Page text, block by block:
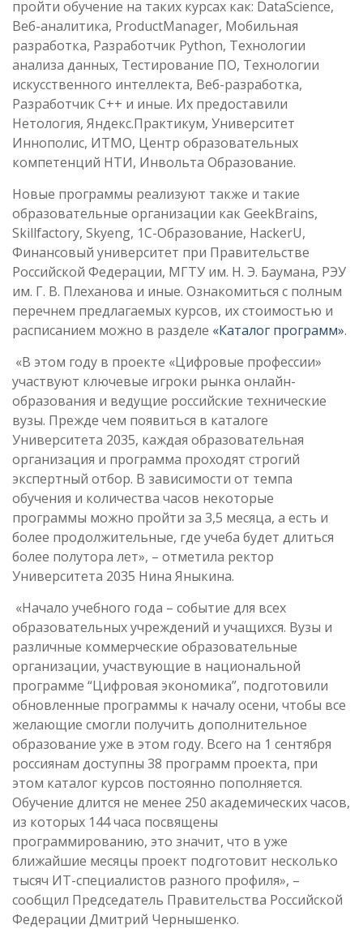
пройти обучение на таких курсах как: DataScience,
Веб-аналитика, ProductManager, Мобильная
разработка, Разработчик Python, Технологии
анализа данных, Тестирование ПО, Технологии
искусственного интеллекта, Веб-разработка,
Разработчик C++ и иные. Их предоставили
Нетология, Яндекс.Практикум, Университет
Иннополис, ИТМО, Центр образовательных
компетенций НТИ, Инвольта Образование.
Новые программы реализуют также и такие
образовательные организации как GeekBrains,
Skillfactory, Skyeng, 1С-Образование, HackerU,
Финансовый университет при Правительстве
Российской Федерации, МГТУ им. Н. Э. Баумана, РЭУ
им. Г. В. Плеханова и иные. Ознакомиться с полным
перечнем предлагаемых курсов, их стоимостью и
расписанием можно в разделе «Каталог программ».
«В этом году в проекте «Цифровые профессии»
участвуют ключевые игроки рынка онлайн-
образования и ведущие российские технические
вузы. Прежде чем появиться в каталоге
Университета 2035, каждая образовательная
организация и программа проходят строгий
экспертный отбор. В зависимости от темпа
обучения и количества часов некоторые
программы можно пройти за 3,5 месяца, а есть и
более продолжительные, где учеба будет длиться
более полутора лет», – отметила ректор
Университета 2035 Нина Яныкина.
«Начало учебного года – событие для всех
образовательных учреждений и учащихся. Вузы и
различные коммерческие образовательные
организации, участвующие в национальной
программе “Цифровая экономика”, подготовили
обновленные программы к началу осени, чтобы все
желающие смогли получить дополнительное
образование уже в этом году. Всего на 1 сентября
россиянам доступны 38 программ проекта, при
этом каталог курсов постоянно пополняется.
Обучение длится не менее 250 академических часов,
из которых 144 часа посвящены
программированию, это значит, что в уже
ближайшие месяцы проект подготовит несколько
тысяч ИТ-специалистов разного профиля», –
сообщил Председатель Правительства Российской
Федерации Дмитрий Чернышенко.